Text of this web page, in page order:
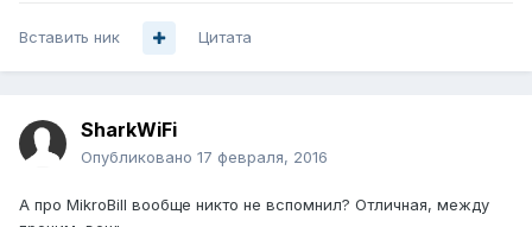
Вставить ник Цитата
SharkWiFi
Опубликовано 17 февраля, 2016
А про MikroBill вообще никто не вспомнил? Отличная, между